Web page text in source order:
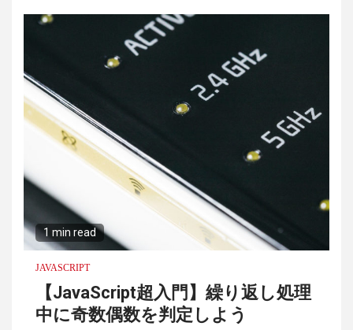
1 min read
JAVASCRIPT
【JavaScript超入門】繰り返し処理
中に奇数偶数を判定しよう